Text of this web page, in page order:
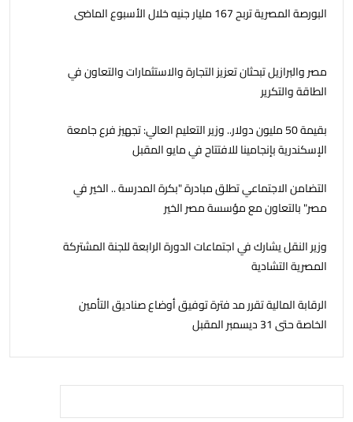
البورصة المصرية تربح 167 مليار جنيه خلال الأسبوع الماضى
مصر والبرازيل تبحثان تعزيز التجارة والاستثمارات والتعاون في
الطاقة والتكرير
بقيمة 50 مليون دولار.. وزير التعليم العالي: تجهيز فرع جامعة
الإسكندرية بإنجامينا للافتتاح في مايو المقبل
التضامن الاجتماعي تطلق مبادرة "بكرة المدرسة .. الخير في
مصر" بالتعاون مع مؤسسة مصر الخير
وزير النقل يشارك في اجتماعات الدورة الرابعة للجنة المشتركة
المصرية التشادية
الرقابة المالية تقرر مد فترة توفيق أوضاع صناديق التأمين
الخاصة حتى 31 ديسمبر المقبل